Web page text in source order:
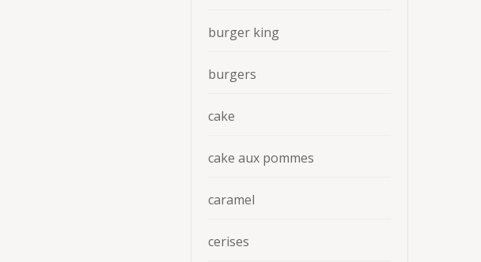
burger king
burgers
cake
cake aux pommes
caramel
cerises